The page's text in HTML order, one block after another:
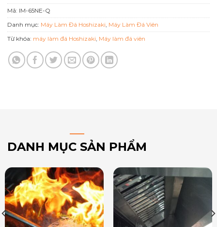
Mã: IM-65NE-Q
Danh mục: Máy Làm Đá Hoshizaki Máy Làm Đá Viên
Từ khóa: máy làm đá Hoshizaki Máy làm đá viên
DANH MỤC SẢN PHẨM